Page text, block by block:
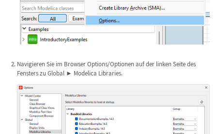
Navigieren Sie im Browser Options/Optionen auf der linken Seite des
Fensters zu Global ► Modelica Libraries.